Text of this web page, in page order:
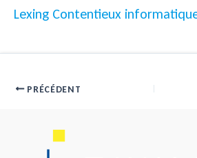
Lexing Contentieux
PRÉCÉDENT